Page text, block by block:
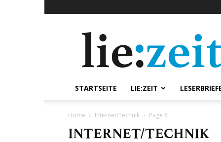
STARTSEITE LIE:ZEIT
Home Internet/Technik Page 5
INTERNET/TECHNIK